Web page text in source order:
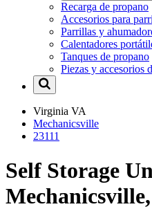
Recarga de propano
Accesorios para
Parrillas y
Calentadores
Tanques de propano
Piezas y accesorios
Virginia VA
Mechanicsville
23111
Self Storage